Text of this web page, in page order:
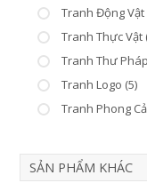
Tranh Động Vật
Tranh Thực Vật
Tranh Thư
Tranh Logo (5)
Tranh Phong
SẢN PHẨM KHÁC